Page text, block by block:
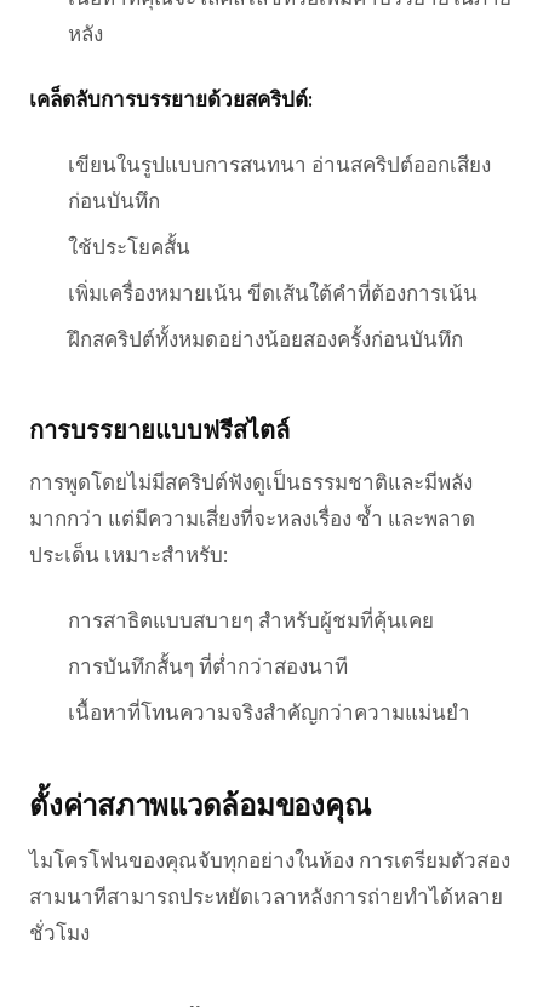
หลัง
เคล็ดลับการบรรยายด้วยสคริปต์:
เขียนในรูปแบบการสนทนา อ่านสคริปต์ออกเสียง
ก่อนบันทึก
ใช้ประโยคสั้น
เพิ่มเครื่องหมายเน้น ขีดเส้นใต้คำที่ต้องการเน้น
ฝึกสคริปต์ทั้งหมดอย่างน้อยสองครั้งก่อนบันทึก
การบรรยายแบบฟรีสไตล์
การพูดโดยไม่มีสคริปต์ฟังดูเป็นธรรมชาติและมีพลัง
มากกว่า แต่มีความเสี่ยงที่จะหลงเรื่อง ซ้ำ และพลาด
ประเด็น เหมาะสำหรับ:
การสาธิตแบบสบายๆ สำหรับผู้ชมที่คุ้นเคย
การบันทึกสั้นๆ ที่ต่ำกว่าสองนาที
เนื้อหาที่โทนความจริงสำคัญกว่าความแม่นยำ
ตั้งค่าสภาพแวดล้อมของคุณ
ไมโครโฟนของคุณจับทุกอย่างในห้อง การเตรียมตัวสอง
สามนาทีสามารถประหยัดเวลาหลังการถ่ายทำได้หลาย
ชั่วโมง